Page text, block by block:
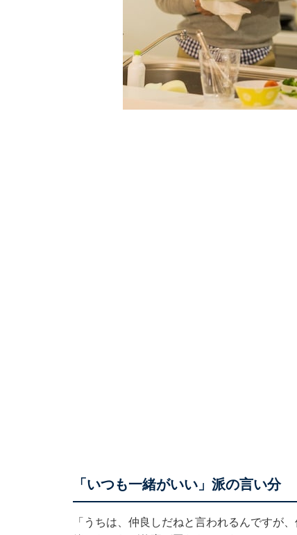
「いつも一緒がいい」派の言い分
「うちは、仲良しだねと言われるんですが